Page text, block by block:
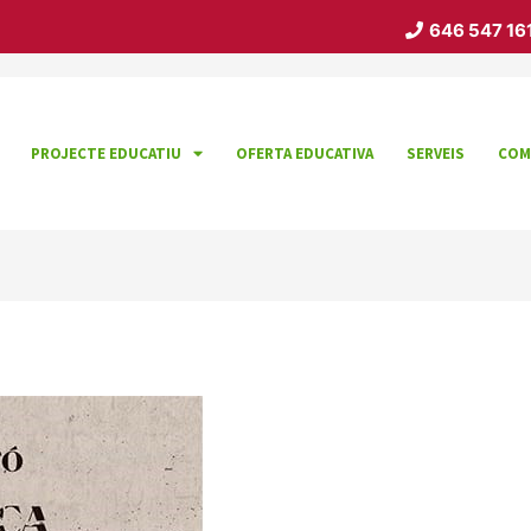
646 547
PROJECTE EDUCATIU OFERTA EDUCATIVA SERVEIS